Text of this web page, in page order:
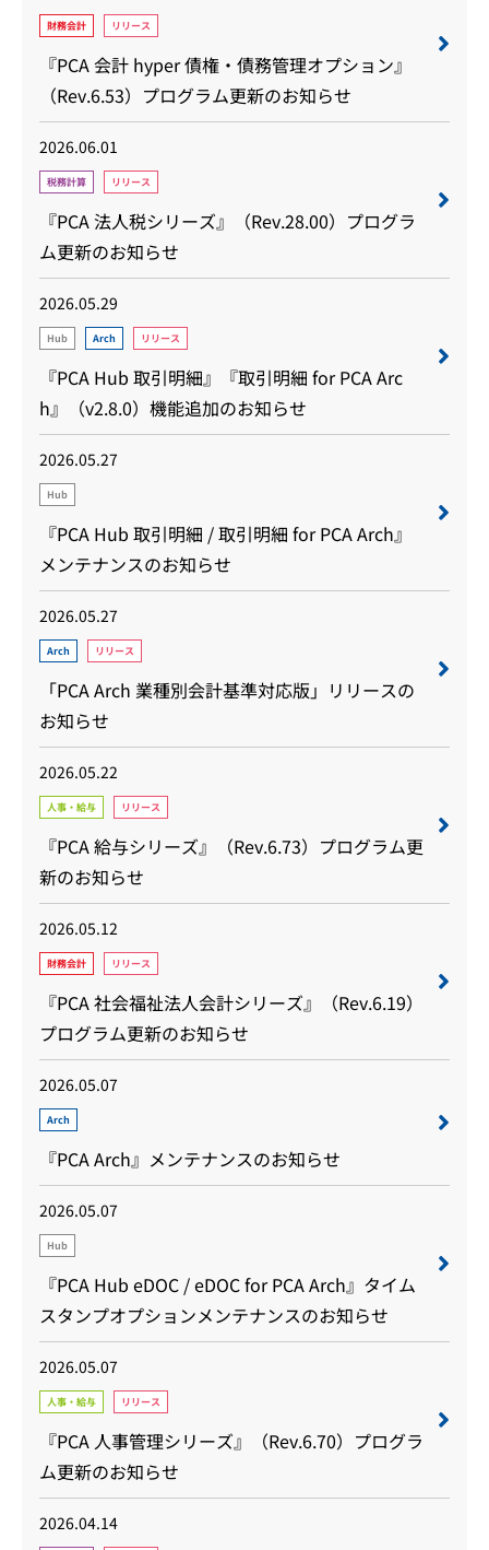
財務会計 リリース
『PCA 会計 hyper 債権・債務管理オプション』
（Rev.6.53）プログラム更新のお知らせ
2026.06.01
税務計算 リリース
『PCA 法人税シリーズ』（Rev.28.00）プログラ
ム更新のお知らせ
2026.05.29
Hub Arch リリース
『PCA Hub 取引明細』『取引明細 for PCA Arc
h』（v2.8.0）機能追加のお知らせ
2026.05.27
Hub
『PCA Hub 取引明細 / 取引明細 for PCA Arch』
メンテナンスのお知らせ
2026.05.27
Arch リリース
「PCA Arch 業種別会計基準対応版」リリースの
お知らせ
2026.05.22
人事・給与 リリース
『PCA 給与シリーズ』（Rev.6.73）プログラム更
新のお知らせ
2026.05.12
財務会計 リリース
『PCA 社会福祉法人会計シリーズ』（Rev.6.19）
プログラム更新のお知らせ
2026.05.07
Arch
『PCA Arch』メンテナンスのお知らせ
2026.05.07
Hub
『PCA Hub eDOC / eDOC for PCA Arch』タイム
スタンプオプションメンテナンスのお知らせ
2026.05.07
人事・給与 リリース
『PCA 人事管理シリーズ』（Rev.6.70）プログラ
ム更新のお知らせ
2026.04.14